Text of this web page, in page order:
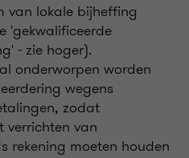
van lokale bijheffing
'gekwalificeerde
- zie hoger).
onderworpen worden
wegens
zodat
verrichten van
rekening moeten houden